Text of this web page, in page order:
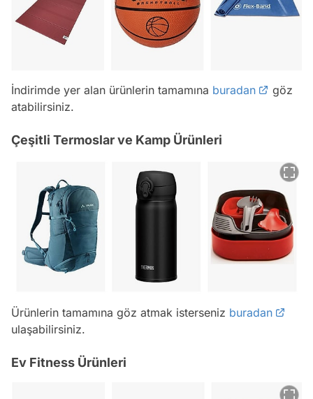
İndirimde yer alan ürünlerin tamamına buradan
göz
atabilirsiniz.
Çeşitli Termoslar ve Kamp Ürünleri
Ürünlerin tamamına göz atmak isterseniz buradan
ulaşabilirsiniz.
Ev Fitness Ürünleri